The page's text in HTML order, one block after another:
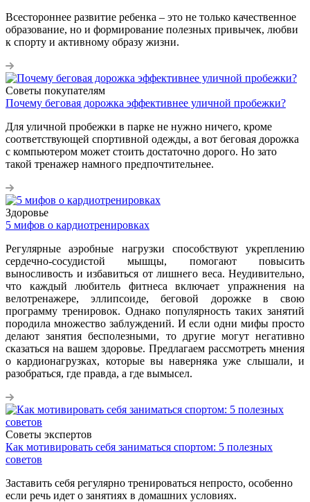
Всестороннее развитие ребенка – это не только качественное
образование, но и формирование полезных привычек, любви
к спорту и активному образу жизни.
Советы покупателям
Почему беговая дорожка эффективнее уличной пробежки?
Для уличной пробежки в парке не нужно ничего, кроме
соответствующей спортивной одежды, а вот беговая дорожка
с компьютером может стоить достаточно дорого. Но зато
такой тренажер намного предпочтительнее.
Здоровье
5 мифов о кардиотренировках
Регулярные аэробные нагрузки способствуют укреплению
сердечно-сосудистой мышцы, помогают повысить
выносливость и избавиться от лишнего веса. Неудивительно,
что каждый любитель фитнеса включает упражнения на
велотренажере, эллипсоиде, беговой дорожке в свою
программу тренировок. Однако популярность таких занятий
породила множество заблуждений. И если одни мифы просто
делают занятия бесполезными, то другие могут негативно
сказаться на вашем здоровье. Предлагаем рассмотреть мнения
о кардионагрузках, которые вы наверняка уже слышали, и
разобраться, где правда, а где вымысел.
Советы экспертов
Как мотивировать себя заниматься спортом: 5 полезных
советов
Заставить себя регулярно тренироваться непросто, особенно
если речь идет о занятиях в домашних условиях.